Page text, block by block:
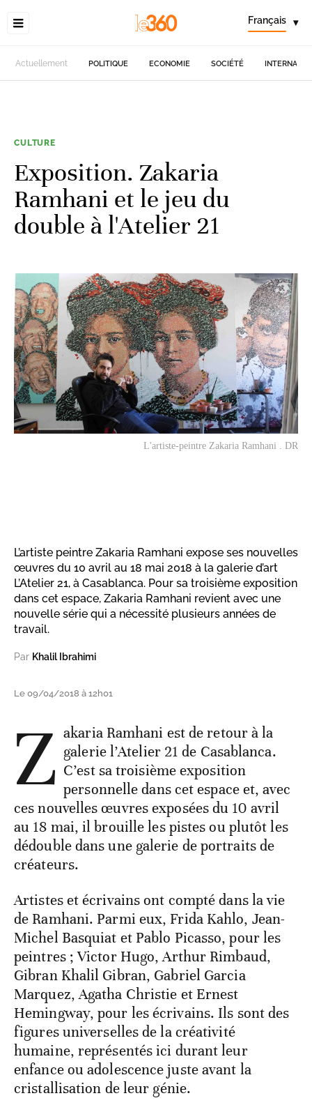
Français ▾
Actuellement POLITIQUE ECONOMIE SOCIÉTÉ
CULTURE
Exposition. Zakaria
Ramhani et le jeu du
double à l'Atelier 21
L'artiste-peintre Zakaria Ramhani . DR
L’artiste peintre Zakaria Ramhani expose ses nouvelles
œuvres du 10 avril au 18 mai 2018 à la galerie d’art
L’Atelier 21, à Casablanca. Pour sa troisième exposition
dans cet espace, Zakaria Ramhani revient avec une
nouvelle série qui a nécessité plusieurs années de
travail.
Par Khalil Ibrahimi
Le 09/04/2018 à 12h01
Z akaria Ramhani est de retour à la
galerie l’Atelier 21 de Casablanca.
C’est sa troisième exposition
personnelle dans cet espace et, avec
ces nouvelles œuvres exposées du 10 avril
au 18 mai, il brouille les pistes ou plutôt les
dédouble dans une galerie de portraits de
créateurs.
Artistes et écrivains ont compté dans la vie
de Ramhani. Parmi eux, Frida Kahlo, Jean-
Michel Basquiat et Pablo Picasso, pour les
peintres ; Victor Hugo, Arthur Rimbaud,
Gibran Khalil Gibran, Gabriel Garcia
Marquez, Agatha Christie et Ernest
Hemingway, pour les écrivains. Ils sont des
figures universelles de la créativité
humaine, représentés ici durant leur
enfance ou adolescence juste avant la
cristallisation de leur génie.